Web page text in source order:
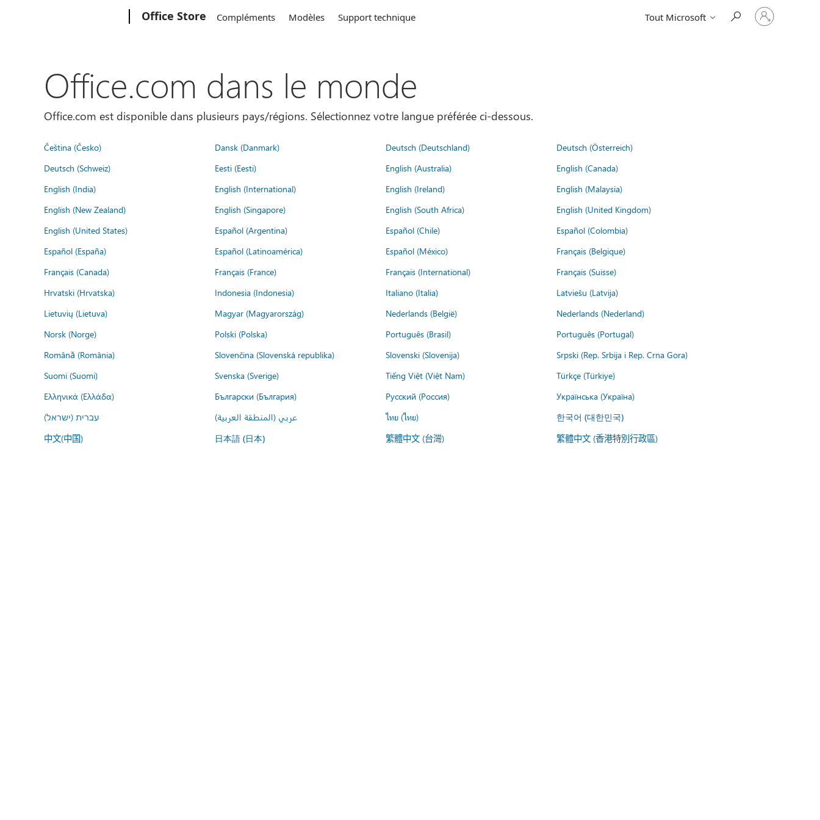
Office Store Compléments Modèles Support technique Tout Microsoft
Connectez-
vous
Office.com dans le monde
Office.com est disponible dans plusieurs pays/régions. Sélectionnez votre langue préférée ci-dessous.
Čeština (Česko) Dansk (Danmark) Deutsch (Deutschland)
Deutsch (Österreich)
Deutsch (Schweiz)
Eesti (Eesti) English (Australia)
English (Canada)
English (India)
English (International) English (Ireland)
English (Malaysia)
English (New Zealand)
English (Singapore) English (South Africa)
English (United Kingdom)
English (United States)
Español (Argentina) Español (Chile)
Español (Colombia)
Español (España)
Español (Latinoamérica) Español (México)
Français (Belgique)
Français (Canada)
Français (France) Français (International)
Français (Suisse)
Hrvatski (Hrvatska)
Indonesia (Indonesia) Italiano (Italia)
Latviešu (Latvija)
Lietuvių (Lietuva)
Magyar (Magyarország) Nederlands (België)
Nederlands (Nederland)
Norsk (Norge)
Polski (Polska) Português (Brasil)
Português (Portugal)
Română (România)
Slovenčina (Slovenská republika) Slovenski (Slovenija)
Srpski (Rep. Srbija i Rep. Crna Gora)
Suomi (Suomi)
Svenska (Sverige) Tiếng Việt (Việt Nam)
Türkçe (Türkiye)
Ελληνικά (Ελλάδα)
Български (България) Русский (Россия)
Українська (Україна)
עברית (ישראל)
عربي (المنطقة العربية) ไทย (ไทย) 한국어 (대한민국)
中文(中国) 日本語 (日本) 繁體中文 (台灣) 繁體中文 (香港特別行政區)